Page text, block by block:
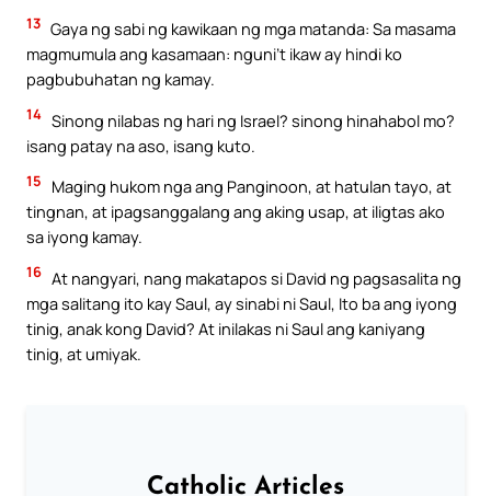
13 Gaya ng sabi ng kawikaan ng mga matanda: Sa masama
magmumula ang kasamaan: nguni’t ikaw ay hindi ko
pagbubuhatan ng kamay.
14 Sinong nilabas ng hari ng Israel? sinong hinahabol mo?
isang patay na aso, isang kuto.
15
Maging hukom nga ang Panginoon, at hatulan tayo, at
tingnan, at ipagsanggalang ang aking usap, at iligtas ako
sa iyong kamay.
16 At nangyari, nang makatapos si David ng pagsasalita ng
mga salitang ito kay Saul, ay sinabi ni Saul, Ito ba ang iyong
tinig, anak kong David? At inilakas ni Saul ang kaniyang
tinig, at umiyak.
Catholic Articles